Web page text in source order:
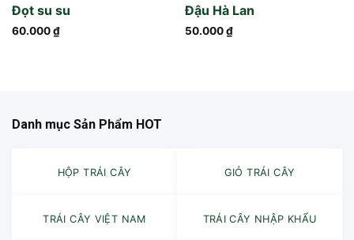
Đọt su su
60.000₫
Đậu Hà Lan
50.000₫
Danh mục Sản Phẩm HOT
HỘP TRÁI CÂY GIỎ TRÁI CÂY
TRÁI CÂY VIỆT NAM TRÁI CÂY NHẬP KHẨU